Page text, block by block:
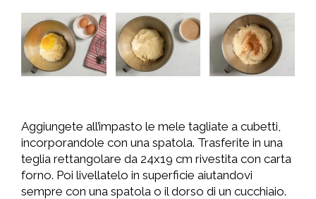
Aggiungete all’impasto le mele tagliate a cubetti,
incorporandole con una spatola. Trasferite in una
teglia rettangolare da 24x19 cm rivestita con carta
forno. Poi livellatelo in superficie aiutandovi
sempre con una spatola o il dorso di un cucchiaio.